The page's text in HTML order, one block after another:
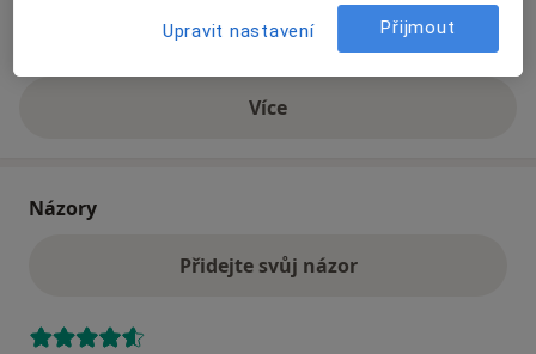
Na teto adrese lékař přijímá pacienty na pojišťovnu
Víceo adrese
Názory
Přidejte svůj názor
Upravit nastavení Přijmout